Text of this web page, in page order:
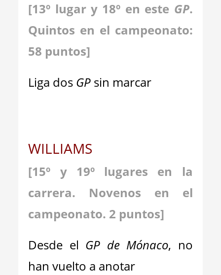
[13º lugar y 18º en este GP.
Quintos en el campeonato:
58 puntos]
Liga dos GP sin marcar
WILLIAMS
[15º y 19º lugares en la
carrera. Novenos en el
campeonato. 2 puntos]
Desde el GP de Mónaco, no
han vuelto a anotar